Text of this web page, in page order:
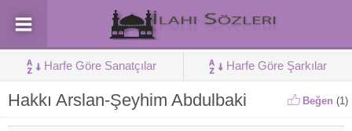
Harfe Göre Sanatçılar Harfe Göre Şarkılar
Hakkı Arslan-Şeyhim Abdulbaki Beğen (1)